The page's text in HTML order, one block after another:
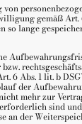
gemäß Art.
so lange
6 Abs. 1 lit. b
der
mehr zur
sind
an der